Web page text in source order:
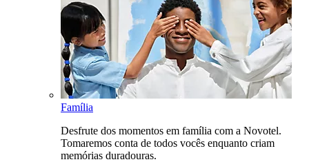
Família
Desfrute dos momentos em família com a Novotel.
Tomaremos conta de todos vocês enquanto criam
memórias duradouras.